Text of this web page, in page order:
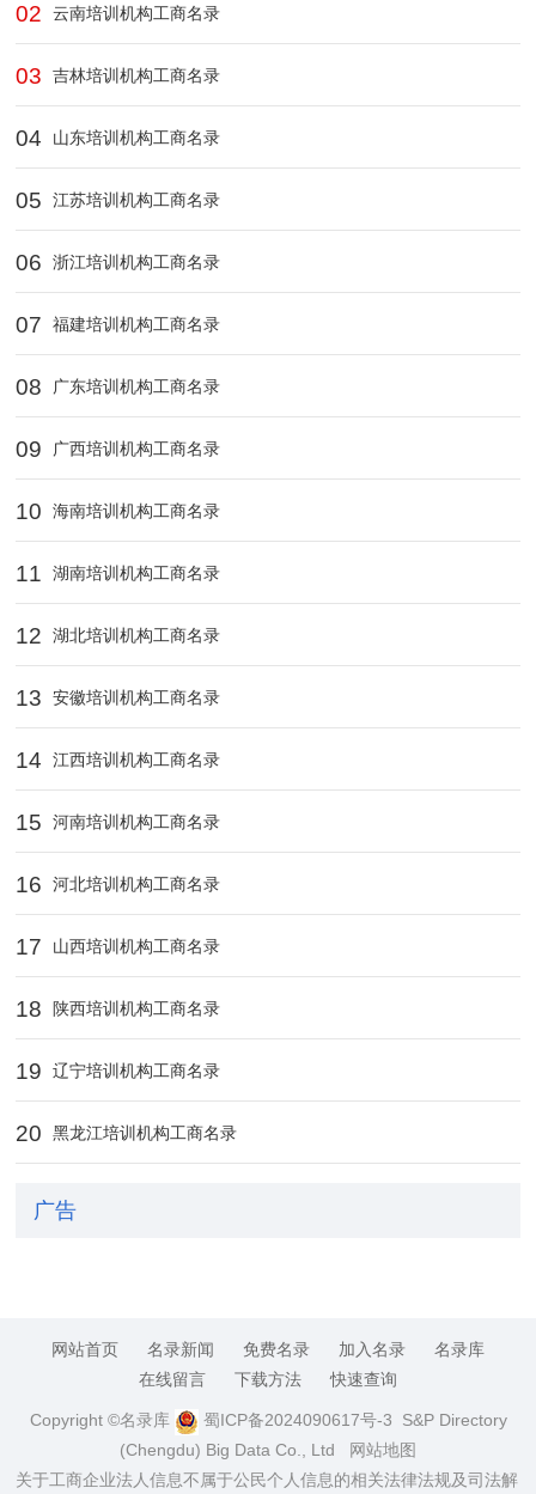
02 云南培训机构工商名录
03 吉林培训机构工商名录
04 山东培训机构工商名录
05 江苏培训机构工商名录
06 浙江培训机构工商名录
07 福建培训机构工商名录
08 广东培训机构工商名录
09 广西培训机构工商名录
10 海南培训机构工商名录
11 湖南培训机构工商名录
12 湖北培训机构工商名录
13 安徽培训机构工商名录
14 江西培训机构工商名录
15 河南培训机构工商名录
16 河北培训机构工商名录
17 山西培训机构工商名录
18 陕西培训机构工商名录
19 辽宁培训机构工商名录
20 黑龙江培训机构工商名录
广告
网站首页 名录新闻 免费名录 加入名录
名录库
在线留言
下载方法 快速查询
Copyright ©名录库 蜀ICP备2024090617号-3 S&P Directory
(Chengdu) Big Data Co., Ltd
网站地图
关于工商企业法人信息不属于公民个人信息的相关法律法规及司法解